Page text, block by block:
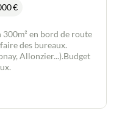
€
en bord de route
des bureaux.
Allonzier...).Budget